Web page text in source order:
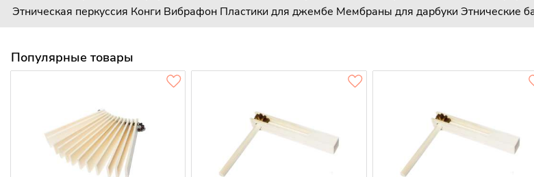
Этническая перкуссия Конги Вибрафон Пластики для джембе Мембраны для дарбуки Этнические
Популярные товары